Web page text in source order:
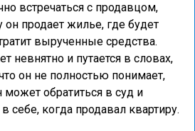
встречаться с продавцом,
он продает жилье, где будет
вырученные средства.
невнятно и путается в словах,
он не полностью понимает,
обратиться в суд и
себе, когда продавал квартиру.